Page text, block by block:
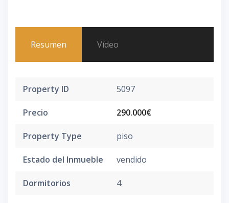
Resumen Vídeo
Property ID 5097
Precio 290.000€
Property Type piso
Estado del Inmueble vendido
Dormitorios 4